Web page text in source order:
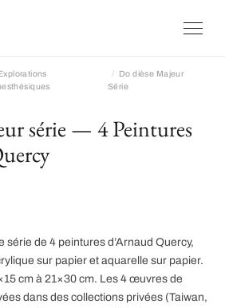
Do dièse Majeur
Série
série — 4 Peintures
série de 4 peintures d’Arnaud Quercy,
sur papier et aquarelle sur papier.
cm à 21×30 cm. Les 4 œuvres de
dans des collections privées (Taiwan,